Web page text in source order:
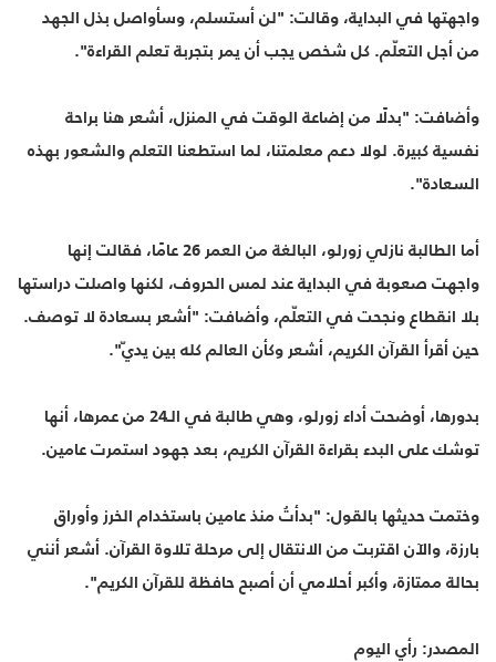
واجهتها في البداية، وقالت: "لن أستسلم، وسأواصل بذل الجهد
من أجل التعلّم. كل شخص يجب أن يمر بتجربة تعلم القراءة".
وأضافت: "بدلًا من إضاعة الوقت في المنزل، أشعر هنا براحة
نفسية كبيرة. لولا دعم معلمتنا، لما استطعنا التعلم والشعور بهذه
السعادة".
أما الطالبة نازلي زورلو، البالغة من العمر 26 عامًا، فقالت إنها
واجهت صعوبة في البداية عند لمس الحروف، لكنها واصلت دراستها
بلا انقطاع ونجحت في التعلّم، وأضافت: "أشعر بسعادة لا توصف.
حين أقرأ القرآن الكريم، أشعر وكأن العالم كله بين يديّ".
بدورها، أوضحت أداء زورلو، وهي طالبة في الـ24 من عمرها، أنها
توشك على البدء بقراءة القرآن الكريم، بعد جهود استمرت عامين.
وختمت حديثها بالقول: "بدأتُ منذ عامين باستخدام الخرز وأوراق
بارزة، والآن اقتربت من الانتقال إلى مرحلة تلاوة القرآن. أشعر أنني
بحالة ممتازة، وأكبر أحلامي أن أصبح حافظة للقرآن الكريم".
المصدر: رأي اليوم